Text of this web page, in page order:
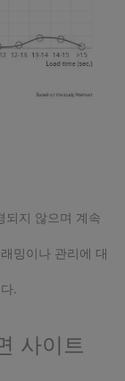
되지 않으며 계속
밍이나 관리에 대
.
사이트